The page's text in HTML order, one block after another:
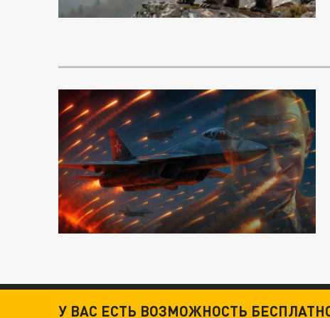
У ВАС ЕСТЬ ВОЗМОЖНОСТЬ